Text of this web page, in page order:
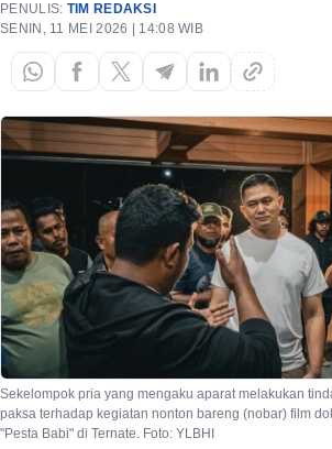
PENULIS: TIM REDAKSI
SENIN, 11 MEI 2026 | 14:08 WIB
Sekelompok pria yang mengaku aparat melakukan
paksa terhadap kegiatan nonton bareng (nobar) film
"Pesta Babi" di Ternate. Foto: YLBHI